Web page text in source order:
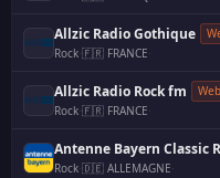
Allzic Radio Gothique
Rock·🇫🇷 FRANCE·
Allzic Radio Rock fm
Web
Rock·🇫🇷 FRANCE·
Antenne Bayern Classic
Rock·🇩🇪 ALLEMAGNE·